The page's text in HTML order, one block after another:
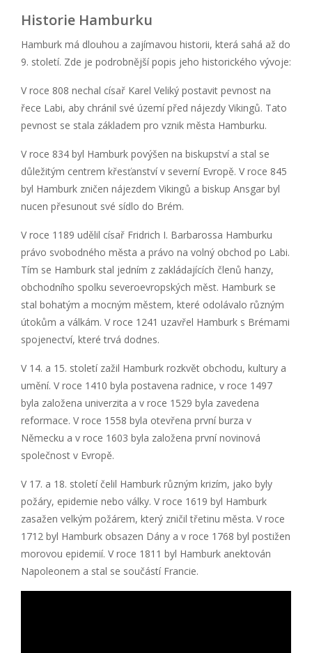
Historie Hamburku
Hamburk má dlouhou a zajímavou historii, která sahá až do
9. století. Zde je podrobnější popis jeho historického vývoje:
V roce 808 nechal císař Karel Veliký postavit pevnost na
řece Labi, aby chránil své území před nájezdy Vikingů. Tato
pevnost se stala základem pro vznik města Hamburku.
V roce 834 byl Hamburk povýšen na biskupství a stal se
důležitým centrem křesťanství v severní Evropě. V roce 845
byl Hamburk zničen nájezdem Vikingů a biskup Ansgar byl
nucen přesunout své sídlo do Brém.
V roce 1189 udělil císař Fridrich I. Barbarossa Hamburku
právo svobodného města a právo na volný obchod po Labi.
Tím se Hamburk stal jedním z zakládajících členů hanzy,
obchodního spolku severoevropských měst. Hamburk se
stal bohatým a mocným městem, které odolávalo různým
útokům a válkám. V roce 1241 uzavřel Hamburk s Brémami
spojenectví, které trvá dodnes.
V 14. a 15. století zažil Hamburk rozkvět obchodu, kultury a
umění. V roce 1410 byla postavena radnice, v roce 1497
byla založena univerzita a v roce 1529 byla zavedena
reformace. V roce 1558 byla otevřena první burza v
Německu a v roce 1603 byla založena první novinová
společnost v Evropě.
V 17. a 18. století čelil Hamburk různým krizím, jako byly
požáry, epidemie nebo války. V roce 1619 byl Hamburk
zasažen velkým požárem, který zničil třetinu města. V roce
1712 byl Hamburk obsazen Dány a v roce 1768 byl postižen
morovou epidemií. V roce 1811 byl Hamburk anektován
Napoleonem a stal se součástí Francie.